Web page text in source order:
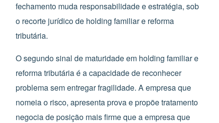
fechamento muda responsabilidade e estratégia, sob
o recorte jurídico de holding familiar e reforma
tributária.
O segundo sinal de maturidade em holding familiar e
reforma tributária é a capacidade de reconhecer
problema sem entregar fragilidade. A empresa que
nomeia o risco, apresenta prova e propõe tratamento
negocia de posição mais firme que a empresa que